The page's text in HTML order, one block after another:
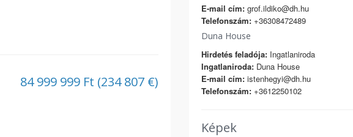
84 999 999 Ft (234 807 €)
E-mail cím:grof.ildiko@dh.hu
Telefonszám:+36308472489
Duna House
Hirdetés feladója:Ingatlaniroda
Ingatlaniroda:Duna House
E-mail cím:istenhegyi@dh.hu
Telefonszám:+3612250102
Képek